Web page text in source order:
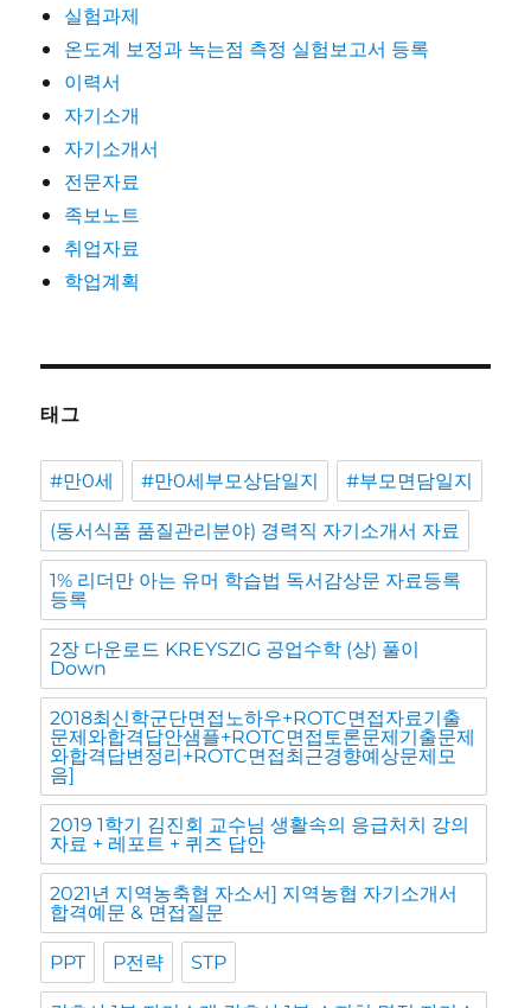
실험과제
온도계 보정과 녹는점 측정 실험보고서 등록
이력서
자기소개
자기소개서
전문자료
족보노트
취업자료
학업계획
태그
#만0세 #만0세부모상담일지 #부모면담일지
(동서식품 품질관리분야) 경력직 자기소개서 자료
1% 리더만 아는 유머 학습법 독서감상문 자료등록
등록
2장 다운로드 KREYSZIG 공업수학 (상) 풀이
Down
2018최신학군단면접노하우+ROTC면접자료기출
문제와합격답안샘플+ROTC면접토론문제기출문제
와합격답변정리+ROTC면접최근경향예상문제모
음]
2019 1학기 김진회 교수님 생활속의 응급처치 강의
자료 + 레포트 + 퀴즈 답안
2021년 지역농축협 자소서] 지역농협 자기소개서
합격예문 & 면접질문
PPT P전략 STP